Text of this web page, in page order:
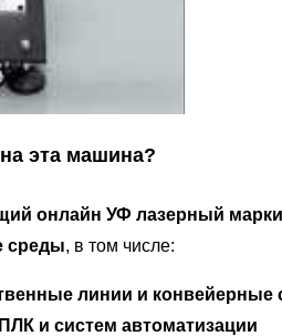
эта машина?
онлайн УФ лазерный
среды, в том числе:
линии и конвейерные
и систем автоматизации